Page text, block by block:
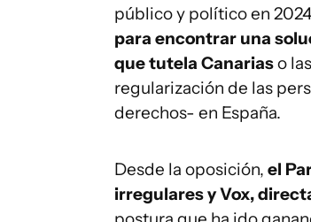
público y político en
para encontrar una
que tutela Canariaso
regularización de las
derechos- en España.
Desde la oposición, el
irregulares y Vox,